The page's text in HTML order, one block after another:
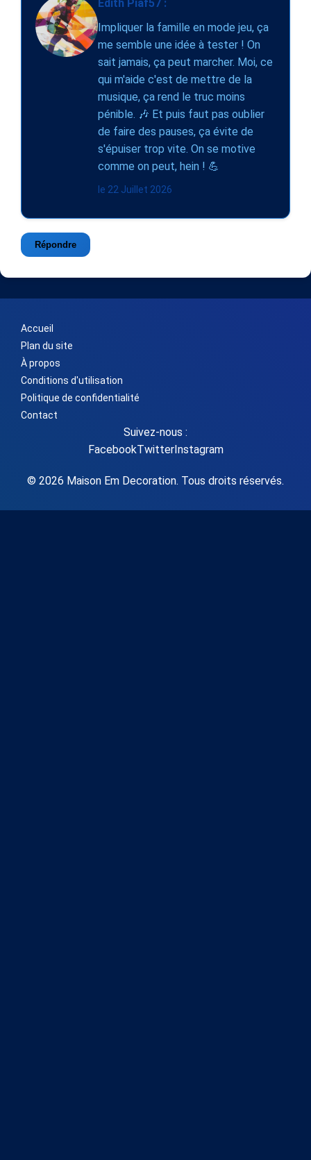
Edith Piaf57 :
Impliquer la famille en mode jeu, ça
me semble une idée à tester ! On
sait jamais, ça peut marcher. Moi, ce
qui m'aide c'est de mettre de la
musique, ça rend le truc moins
pénible. 🎶 Et puis faut pas oublier
de faire des pauses, ça évite de
s'épuiser trop vite. On se motive
comme on peut, hein ! 💪
le 22 Juillet 2026
Répondre
Accueil
Plan du site
À propos
Conditions d'utilisation
Politique de confidentialité
Contact
Suivez-nous :
FacebookTwitterInstagram
© 2026 Maison Em Decoration. Tous droits réservés.